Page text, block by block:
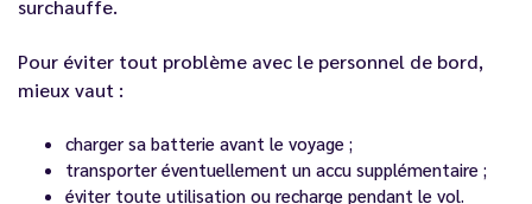
surchauffe.
Pour éviter tout problème avec le personnel de bord,
mieux vaut :
charger sa batterie avant le voyage ;
transporter éventuellement un accu supplémentaire ;
éviter toute utilisation ou recharge pendant le vol.